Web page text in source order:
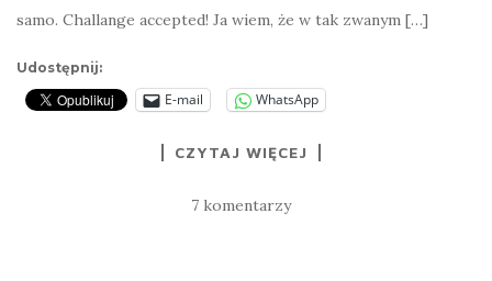
samo. Challange accepted! Ja wiem, że w tak zwanym […]
Udostępnij:
E-mail WhatsApp
CZYTAJ WIĘCEJ
7 komentarzy